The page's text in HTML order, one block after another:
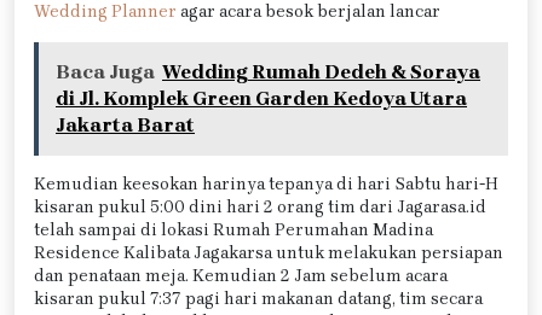
Wedding Planner agar acara besok berjalan lancar
Baca Juga Wedding Rumah Dedeh & Soraya
di Jl. Komplek Green Garden Kedoya Utara
Jakarta Barat
Kemudian keesokan harinya tepanya di hari Sabtu hari-H
kisaran pukul 5:00 dini hari 2 orang tim dari Jagarasa.id
telah sampai di lokasi Rumah Perumahan Madina
Residence Kalibata Jagakarsa untuk melakukan persiapan
dan penataan meja. Kemudian 2 Jam sebelum acara
kisaran pukul 7:37 pagi hari makanan datang, tim secara